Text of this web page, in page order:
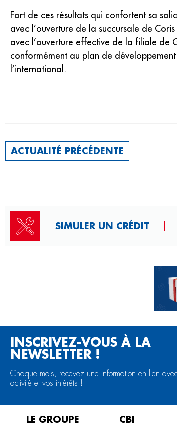
Fort de ces résultats qui confortent sa
avec l’ouverture de la succursale de
avec l’ouverture effective de la filiale de
conformément au plan de
l’international.
ACTUALITÉ PRÉCÉDENTE
SIMULER UN CRÉDIT
INSCRIVEZ-VOUS À LA
NEWSLETTER !
Chaque mois, recevez une information en lien
activité et vos intérêts !
LE GROUPE CBI